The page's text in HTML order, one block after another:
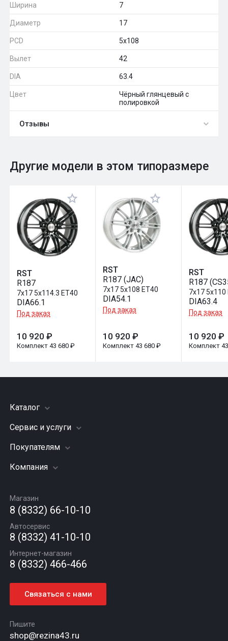
Ширина 7
Диаметр 17
PCD 5x108
Вылет 42
DIA 63.4
Цвет
Чёрный глянцевый с
полировкой
Отзывы
Оставить отзыв
Общий рейтинг 0
Другие модели в этом типоразмере
RST
R187
7x17 5x114.3 ET40
DIA66.1
Под заказ
10 920 ₽
Комплект 43 680 ₽
RST
R187 (JAC)
7x17 5x108 ET40
DIA54.1
Под заказ
10 920 ₽
Комплект 43 680 ₽
RST
R187
7x17 5x110
DIA63.4
Под заказ
10 920 ₽
Комплект
Каталог
Шины
Грузовые шины
Диски
Автомасла
Сервис и услуги
Заправка кондиционера
Подвеска (ходовая часть)
Шиномонтаж
Покупателям
Акции
Гарантии и возврат
Компания
Вакансии
Новости
Статьи
Контакты
Магазин
8 (8332) 66-10-10
Автосервис
8 (8332) 41-10-10
Интернет-магазин
8 (8332) 466-466
Связаться с нами
Пишите
shop@rezina43.ru